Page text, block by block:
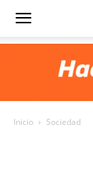
Diario
Inicio Sociedad